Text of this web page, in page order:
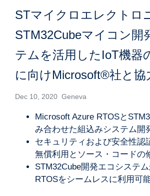
STマイクロエレクトロ
STM32Cubeマイコン開
テムを活用したIoT機器
に向けMicrosoft®社と協
Dec 10, 2020 Geneva
Microsoft Azure RTOSと
み合わせた組込みシステム開
セキュリティおよび安全性認
無償利用とソース・コードの
STM32Cube開発エコシステ
RTOSをシームレスに利用可